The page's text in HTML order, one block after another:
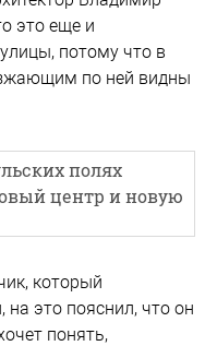
это еще и
потому что в
по ней видны
полях
центр и новую
который
на это пояснил, что он
понять,